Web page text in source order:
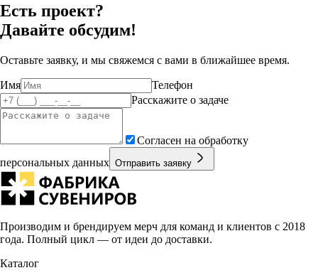
Есть проект?
Давайте обсудим!
Оставьте заявку, и мы свяжемся с вами в ближайшее время.
Имя
Телефон
Расскажите о задаче
Согласен на обработку
персональных данных Отправить заявку
Производим и брендируем мерч для команд и клиентов с 2018
года. Полный цикл — от идеи до доставки.
Каталог